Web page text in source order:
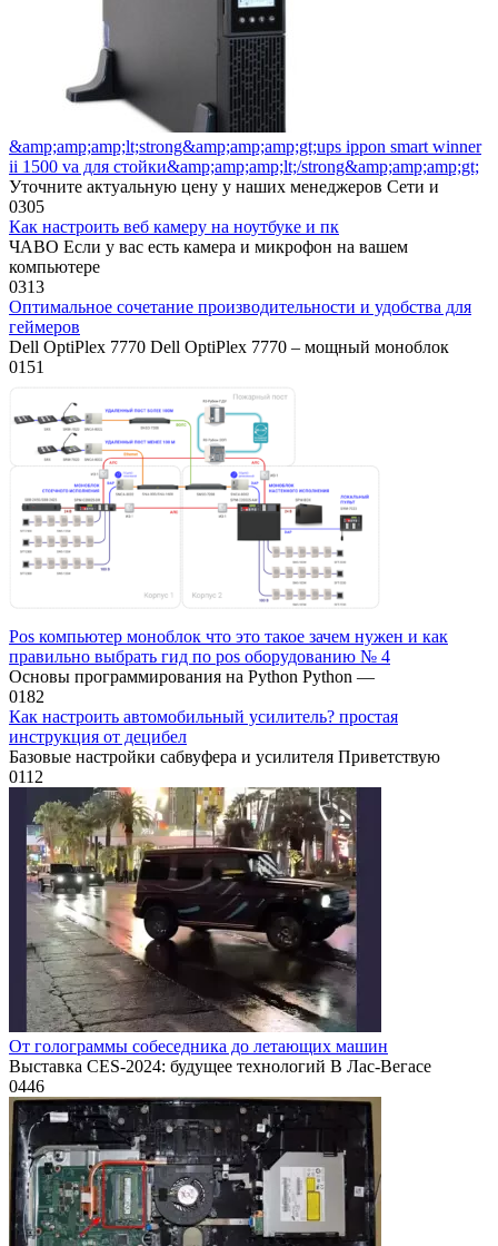
&amp;amp;amp;lt;strong&amp;amp;amp;gt;ups ippon smart winner
ii 1500 va для стойки&amp;amp;amp;lt;/strong&amp;amp;amp;gt;
Уточните актуальную цену у наших менеджеров Сети и
0305
Как настроить веб камеру на ноутбуке и пк
ЧАВО Если у вас есть камера и микрофон на вашем
компьютере
0313
Оптимальное сочетание производительности и удобства для
геймеров
Dell OptiPlex 7770 Dell OptiPlex 7770 – мощный моноблок
0151
Pos компьютер моноблок что это такое зачем нужен и как
правильно выбрать гид по pos оборудованию № 4
Основы программирования на Python Python —
0182
Как настроить автомобильный усилитель? простая
инструкция от децибел
Базовые настройки сабвуфера и усилителя Приветствую
0112
От голограммы собеседника до летающих машин
Выставка CES-2024: будущее технологий В Лас-Вегасе
0446